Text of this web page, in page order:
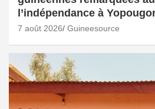
l’indépendance à
7 août 2026 Guineesource